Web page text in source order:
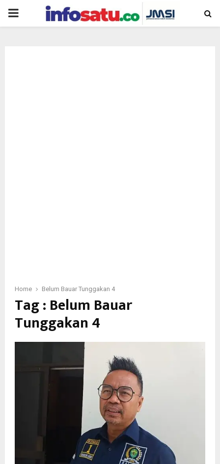
PRIMARY
Home Belum Bauar Tunggakan 4
Tag : Belum Bauar
Tunggakan 4